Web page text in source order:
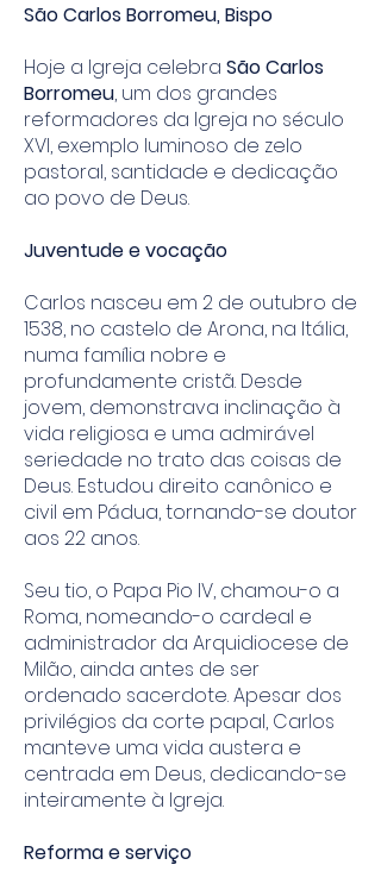
São Carlos Borromeu, Bispo
Hoje a Igreja celebra São Carlos
Borromeu, um dos grandes
reformadores da Igreja no século
XVI, exemplo luminoso de zelo
pastoral, santidade e dedicação
ao povo de Deus.
Juventude e vocação
Carlos nasceu em 2 de outubro de
1538, no castelo de Arona, na Itália,
numa família nobre e
profundamente cristã. Desde
jovem, demonstrava inclinação à
vida religiosa e uma admirável
seriedade no trato das coisas de
Deus. Estudou direito canônico e
civil em Pádua, tornando-se doutor
aos 22 anos.
Seu tio, o Papa Pio IV, chamou-o a
Roma, nomeando-o cardeal e
administrador da Arquidiocese de
Milão, ainda antes de ser
ordenado sacerdote. Apesar dos
privilégios da corte papal, Carlos
manteve uma vida austera e
centrada em Deus, dedicando-se
inteiramente à Igreja.
Reforma e serviço